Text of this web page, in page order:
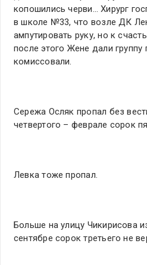
копошились черви… Хирург
в школе №33, что возле ДК
ампутировать руку, но к
после этого Жене дали группу
комиссовали.
Сережа Осляк пропал без
четвертого – феврале сорок
Левка тоже пропал.
Больше на улицу Чикирисова
сентябре сорок третьего не